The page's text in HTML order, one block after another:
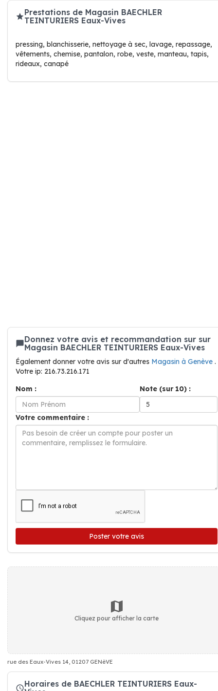
Prestations de Magasin BAECHLER
TEINTURIERS Eaux-Vives
pressing, blanchisserie, nettoyage à sec, lavage, repassage,
vêtements, chemise, pantalon, robe, veste, manteau, tapis,
rideaux, canapé
Donnez votre avis et recommandation sur sur
Magasin BAECHLER TEINTURIERS Eaux-Vives
Également donner votre avis sur d'autres Magasin à Genève .
Votre ip: 216.73.216.171
Nom :
Note (sur 10) :
Votre commentaire :
Poster votre avis
Cliquez pour afficher la carte
rue des Eaux-Vives 14, 01207 GENèVE
Horaires de BAECHLER TEINTURIERS Eaux-